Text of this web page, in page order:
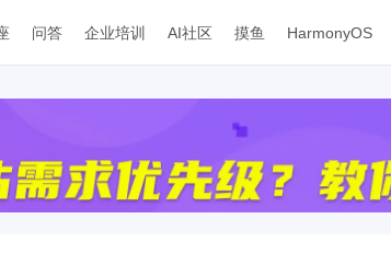
问答 企业培训 AI社区 摸鱼 HarmonyOS